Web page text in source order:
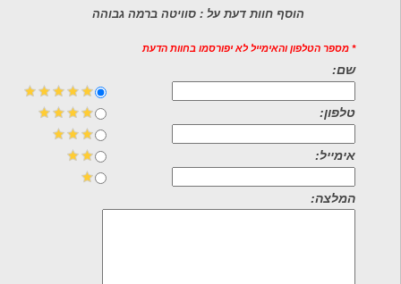
הוסף חוות דעת על : סוויטה ברמה גבוהה
* מספר הטלפון והאימייל לא יפורסמו בחוות הדעת
שם:
טלפון:
אימייל:
המלצה: